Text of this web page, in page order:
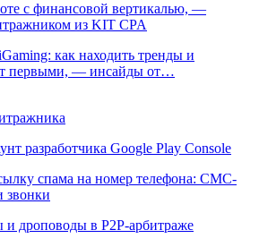
с финансовой вертикалью, —
из KIT CPA
как находить тренды и
первыми, — инсайды от…
разработчика Google Play Console
спама на номер телефона: СМС-
звонки
и дроповоды в P2P-арбитраже